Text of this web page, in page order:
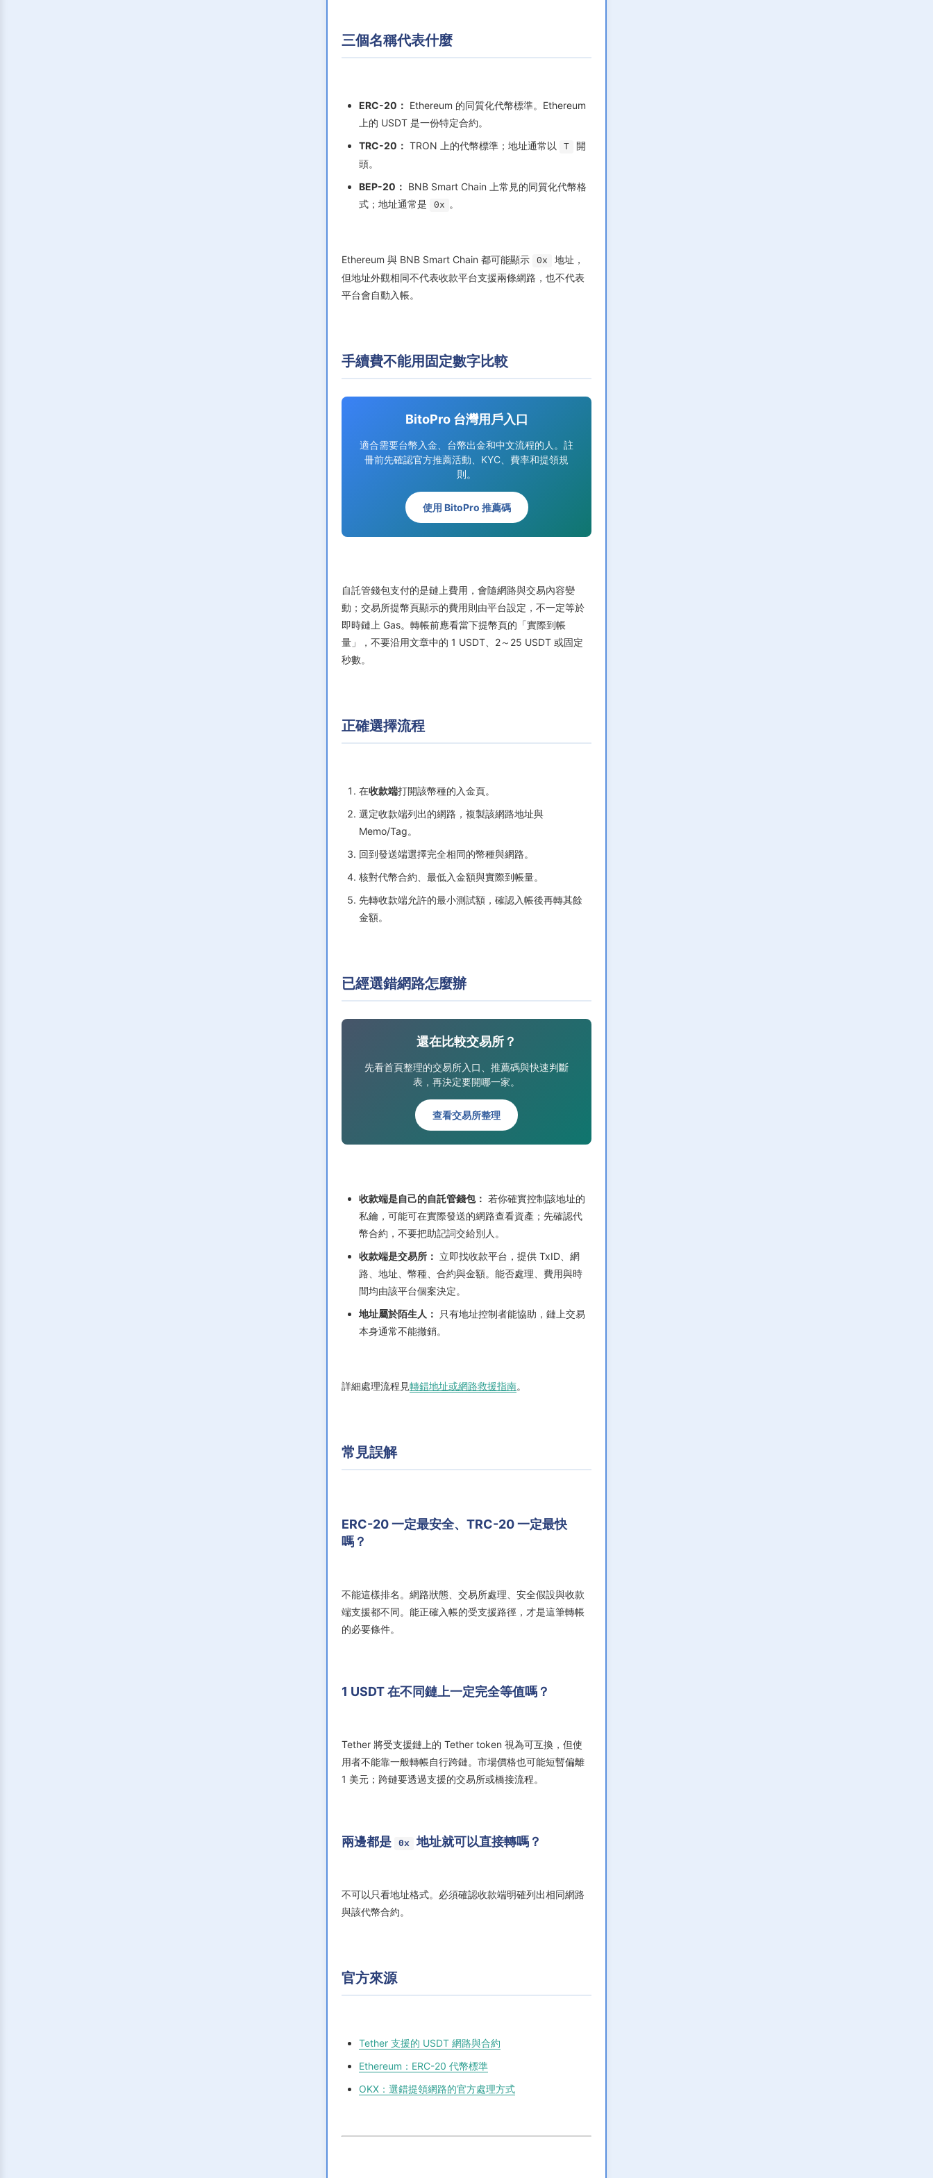
三個名稱代表什麼
ERC-20： Ethereum 的同質化代幣標準。Ethereum
上的 USDT 是一份特定合約。
TRC-20： TRON 上的代幣標準；地址通常以 T
開
頭。
BEP-20： BNB Smart Chain 上常見的同質化代幣格
式；地址通常是
0x 。
Ethereum 與 BNB Smart Chain 都可能顯示 0x
地址，
但地址外觀相同不代表收款平台支援兩條網路，也不代表
平台會自動入帳。
手續費不能用固定數字比較
BitoPro 台灣用戶入口
適合需要台幣入金、台幣出金和中文流程的人。註
冊前先確認官方推薦活動、KYC、費率和提領規
則。
使用 BitoPro 推薦碼
自託管錢包支付的是鏈上費用，會隨網路與交易內容變
動；交易所提幣頁顯示的費用則由平台設定，不一定等於
即時鏈上 Gas。轉帳前應看當下提幣頁的「實際到帳
量」，不要沿用文章中的 1 USDT、2～25 USDT 或固定
秒數。
正確選擇流程
在收款端打開該幣種的入金頁。
選定收款端列出的網路，複製該網路地址與
Memo/Tag。
回到發送端選擇完全相同的幣種與網路。
核對代幣合約、最低入金額與實際到帳量。
先轉收款端允許的最小測試額，確認入帳後再轉其餘
金額。
已經選錯網路怎麼辦
還在比較交易所？
先看首頁整理的交易所入口、推薦碼與快速判斷
表，再決定要開哪一家。
查看交易所整理
收款端是自己的自託管錢包： 若你確實控制該地址的
私鑰，可能可在實際發送的網路查看資產；先確認代
幣合約，不要把助記詞交給別人。
收款端是交易所： 立即找收款平台，提供 TxID、網
路、地址、幣種、合約與金額。能否處理、費用與時
間均由該平台個案決定。
地址屬於陌生人：
只有地址控制者能協助，鏈上交易
本身通常不能撤銷。
詳細處理流程見轉錯地址或網路救援指南。
常見誤解
ERC-20 一定最安全、TRC-20 一定最快
嗎？
不能這樣排名。網路狀態、交易所處理、安全假設與收款
端支援都不同。能正確入帳的受支援路徑，才是這筆轉帳
的必要條件。
1 USDT 在不同鏈上一定完全等值嗎？
Tether 將受支援鏈上的 Tether token 視為可互換，但使
用者不能靠一般轉帳自行跨鏈。市場價格也可能短暫偏離
1 美元；跨鏈要透過支援的交易所或橋接流程。
兩邊都是 0x 地址就可以直接轉嗎？
不可以只看地址格式。必須確認收款端明確列出相同網路
與該代幣合約。
官方來源
Tether 支援的 USDT 網路與合約
Ethereum：ERC-20 代幣標準
OKX：選錯提領網路的官方處理方式